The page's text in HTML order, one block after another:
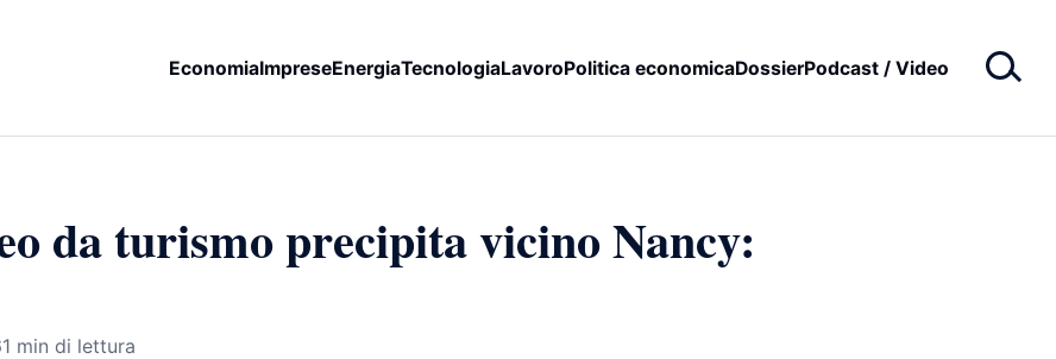
EconomiaImpreseEnergiaTecnologiaLavoroPolitica economicaDossierPodcast / Video
da turismo precipita vicino Nancy:
1 min di lettura